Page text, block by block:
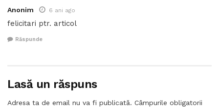
Anonim 6 ani ago
felicitari ptr. articol
Răspunde
Lasă un răspuns
Adresa ta de email nu va fi publicată. Câmpurile obligatorii